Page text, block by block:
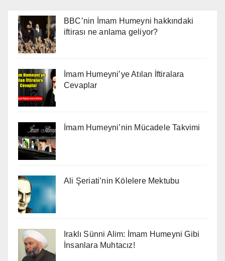
BBC’nin İmam Humeyni hakkındaki
iftirası ne anlama geliyor?
İmam Humeyni’ye Atılan İftiralara
Cevaplar
İmam Humeyni’nin Mücadele Takvimi
Ali Şeriati’nin Kölelere Mektubu
Iraklı Sünni Alim: İmam Humeyni Gibi
İnsanlara Muhtacız!